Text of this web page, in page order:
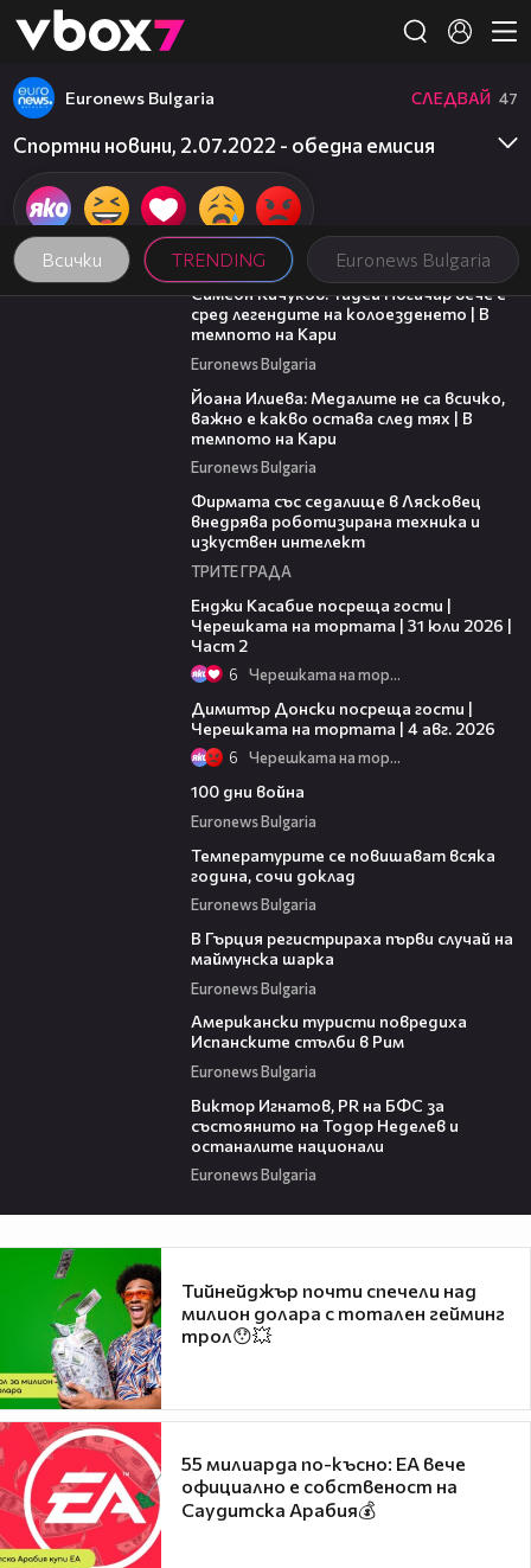
👾
Всички TRENDING Euronews Bulgaria
Euronews Bulgaria СЛЕДВАЙ 47
Спортни новини, 2.07.2022 - обедна емисия
11:23
Симеон Кичуков: Тадей Погачар вече е
сред легендите на колоезденето | В
темпото на Кари
Euronews Bulgaria
Йоана Илиева: Медалите не са всичко,
важно е какво остава след тях | В
темпото на Кари
Euronews Bulgaria
Фирмата със седалище в Лясковец
внедрява роботизирана техника и
изкуствен интелект
ТРИТЕ ГРАДА
Енджи Касабие посреща гости |
Черешката на тортата | 31 юли 2026 |
Част 2
6 Черешката на тортата
Димитър Донски посреща гости |
Черешката на тортата | 4 авг. 2026
6 Черешката на тортата
100 дни война
Euronews Bulgaria
Температурите се повишават всяка
година, сочи доклад
Euronews Bulgaria
В Гърция регистрираха първи случай на
маймунска шарка
Euronews Bulgaria
Американски туристи повредиха
Испанските стълби в Рим
Euronews Bulgaria
Виктор Игнатов, PR на БФС за
състоянито на Тодор Неделев и
останалите национали
Euronews Bulgaria
Тийнейджър почти спечели над
милион долара с тотален гейминг
трол😯💥
55 милиарда по-късно: EA вече
официално е собственост на
Саудитска Арабия💰